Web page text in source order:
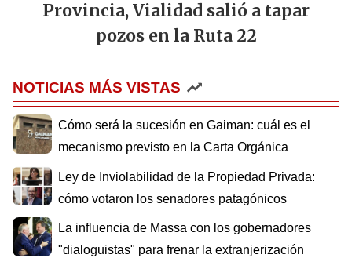
Provincia, Vialidad salió a tapar
pozos en la Ruta 22
NOTICIAS MÁS VISTAS
Cómo será la sucesión en Gaiman: cuál es el
mecanismo previsto en la Carta Orgánica
Ley de Inviolabilidad de la Propiedad Privada:
cómo votaron los senadores patagónicos
La influencia de Massa con los gobernadores
"dialoguistas" para frenar la extranjerización